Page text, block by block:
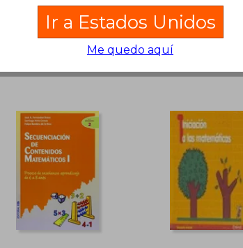
Pensamiento
Numérico y
Matemático
Grupo Mayeutica Conpa,
2014, 1ª Edición, Tapa
Blanda, Nuevo
, Nuevo
Ir a Estados Unidos
Me quedo aquí